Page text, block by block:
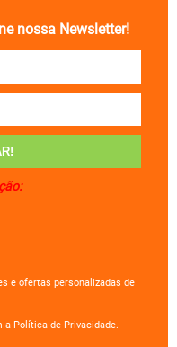
nossa Newsletter!
e ofertas personalizadas de
a Política de Privacidade.